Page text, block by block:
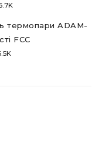
термопари ADAM-
FCC